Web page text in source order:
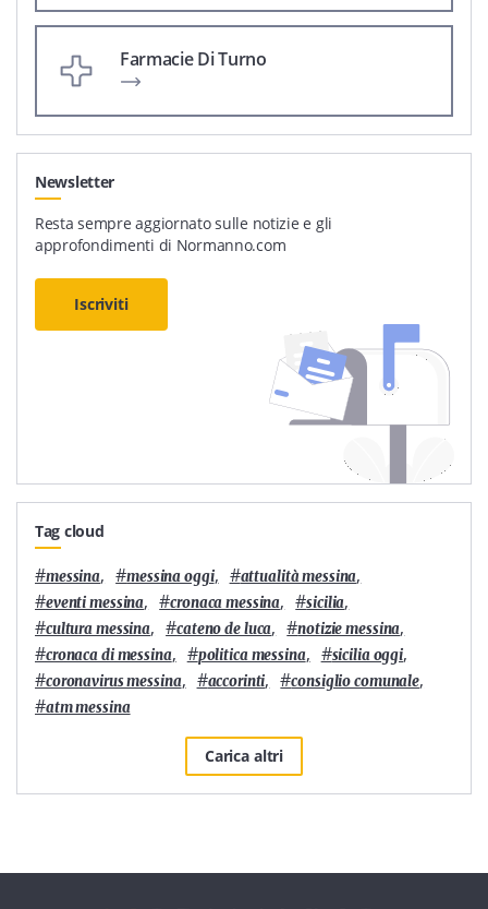
Farmacie Di Turno
Newsletter
Resta sempre aggiornato sulle notizie e gli
approfondimenti di Normanno.com
Iscriviti
Tag cloud
#messina, #messina oggi, #attualità messina,
#eventi messina, #cronaca messina, #sicilia,
#cultura messina, #cateno de luca, #notizie messina,
#cronaca di messina, #politica messina, #sicilia oggi,
#coronavirus messina, #accorinti, #consiglio comunale,
#atm messina
Carica altri